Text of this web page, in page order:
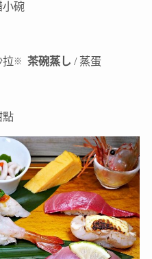
碗
拉 茶碗蒸し / 蒸蛋
點